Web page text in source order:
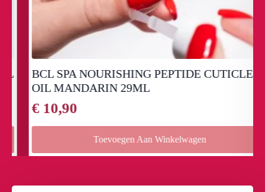
BCL SPA NOURISHING PEPTIDE CUTICLE
OIL MANDARIN 29ML
10,90
Toevoegen Aan Winkelwagen